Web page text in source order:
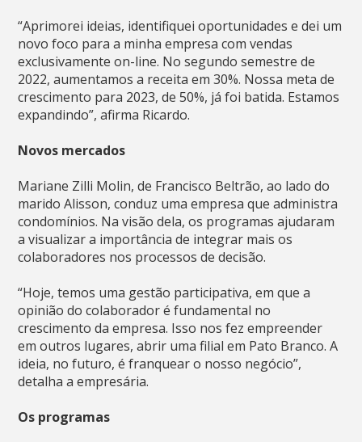
“Aprimorei ideias, identifiquei oportunidades e dei um
novo foco para a minha empresa com vendas
exclusivamente on-line. No segundo semestre de
2022, aumentamos a receita em 30%. Nossa meta de
crescimento para 2023, de 50%, já foi batida. Estamos
expandindo”, afirma Ricardo.
Novos mercados
Mariane Zilli Molin, de Francisco Beltrão, ao lado do
marido Alisson, conduz uma empresa que administra
condomínios. Na visão dela, os programas ajudaram
a visualizar a importância de integrar mais os
colaboradores nos processos de decisão.
“Hoje, temos uma gestão participativa, em que a
opinião do colaborador é fundamental no
crescimento da empresa. Isso nos fez empreender
em outros lugares, abrir uma filial em Pato Branco. A
ideia, no futuro, é franquear o nosso negócio”,
detalha a empresária.
Os programas